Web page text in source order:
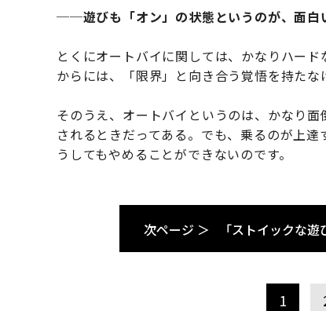
──遊びも「オン」の状態というのが、面白
とくにオートバイに関しては、かなりハー
からには、「限界」と向き合う覚悟を持たな
そのうえ、オートバイというのは、かなり
されるときだってある。でも、乗るのが上
うしてもやめることができないのです。
次ページ ＞ 「ストイックな
1